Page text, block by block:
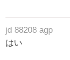
jd 88208 agp
はい